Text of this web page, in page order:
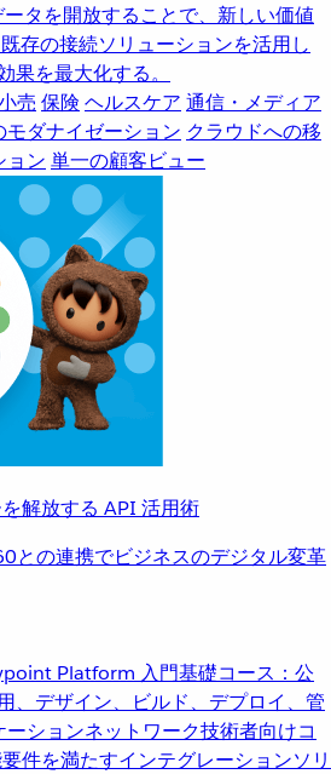
タを開放することで、新しい価値
既存の接続ソリューションを活用し
を最大化する。
売 保険 ヘルスケア 通信・メディア
ダナイゼーション クラウドへの移
ョン 単一の顧客ビュー
解放する API 活用術
との連携でビジネスのデジタル変革
Platform 入門基礎コース：公
、デザイン、ビルド、デプロイ、管
ーションネットワーク技術者向けコ
件を満たすインテグレーションソリ